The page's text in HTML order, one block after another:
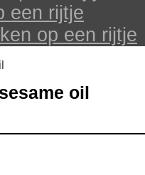
een rijtje
op een rijtje
oil